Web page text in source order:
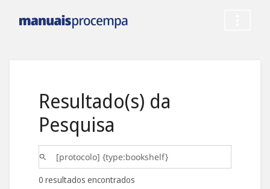
Resultado(s) da
Pesquisa
0 resultados encontrados